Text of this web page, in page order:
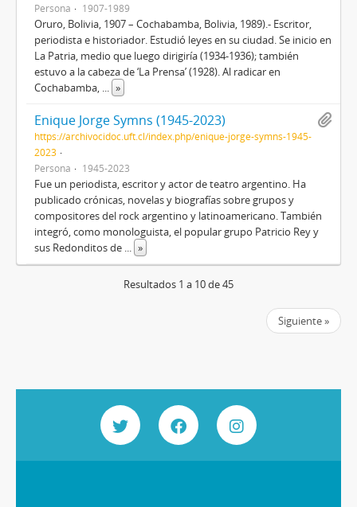
Persona
1907-1989
Oruro, Bolivia, 1907 – Cochabamba, Bolivia, 1989).- Escritor,
periodista e historiador. Estudió leyes en su ciudad. Se inicio en
La Patria, medio que luego dirigiría (1934-1936); también
estuvo a la cabeza de ‘La Prensa’ (1928). Al radicar en
Cochabamba, ... »
Enique Jorge Symns (1945-2023)
https://archivocidoc.uft.cl/index.php/enique-jorge-symns-1945-
2023
Persona
1945-2023
Fue un periodista, escritor y actor de teatro argentino. Ha
publicado crónicas, novelas y biografías sobre grupos y
compositores del rock argentino y latinoamericano. También
integró, como monologuista, el popular grupo Patricio Rey y
sus Redonditos de ... »
Resultados 1 a 10 de 45
Siguiente »